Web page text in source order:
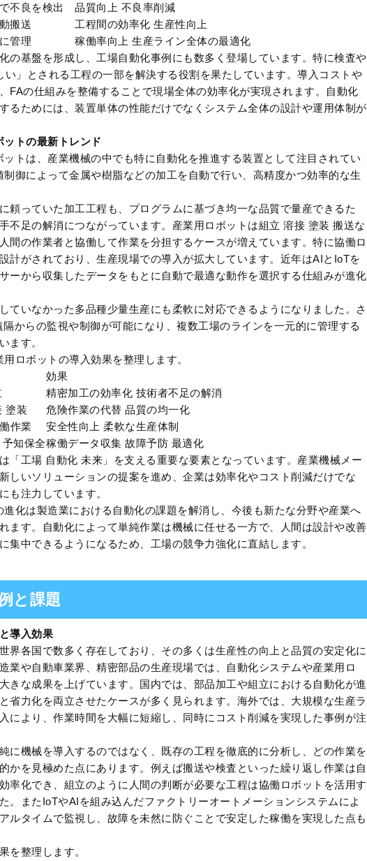
不良を検出
品質向上 不良率削減
搬送
工程間の効率化 生産性向上
管理
稼働率向上 生産ライン全体の最適化
の基盤を形成し、工場自動化事例にも数多く登場しています。特に検査や
い」とされる工程の一部を解決する役割を果たしています。導入コストや
FAの仕組みを整備することで現場全体の効率化が実現されます。自動化
るためには、装置単体の性能だけでなくシステム全体の設計や運用体制が
トの最新トレンド
トは、産業機械の中でも特に自動化を推進する装置として注目されてい
制御によって金属や樹脂などの加工を自動で行い、高精度かつ効率的な生
頼っていた加工工程も、プログラムに基づき均一な品質で量産できるた
不足の解消につながっています。産業用ロボットは組立 溶接 塗装 搬送な
間の作業者と協働して作業を分担するケースが増えています。特に協働ロ
計がされており、生産現場での導入が拡大しています。近年はAIとIoTを
ーから収集したデータをもとに自動で最適な動作を選択する仕組みが進化
ていなかった多品種少量生産にも柔軟に対応できるようになりました。さ
からの監視や制御が可能になり、複数工場のラインを一元的に管理する
ます。
ロボットの導入効果を整理します。
効果
精密加工の効率化 技術者不足の解消
塗装
危険作業の代替 品質の均一化
作業
安全性向上 柔軟な生産体制
知保全稼働データ収集 故障予防 最適化
「工場 自動化 未来」を支える重要な要素となっています。産業機械メー
しいソリューションの提案を進め、企業は効率化やコスト削減だけでな
も注力しています。
化は製造業における自動化の課題を解消し、今後も新たな分野や産業へ
ます。自動化によって単純作業は機械に任せる一方で、人間は設計や改善
集中できるようになるため、工場の競争力強化に直結します。
と課題
導入効果
界各国で数多く存在しており、その多くは生産性の向上と品質の安定化に
業や自動車業界、精密部品の生産現場では、自動化システムや産業用ロ
きな成果を上げています。国内では、部品加工や組立における自動化が進
省力化を両立させたケースが多く見られます。海外では、大規模な生産ラ
により、作業時間を大幅に短縮し、同時にコスト削減を実現した事例が注
に機械を導入するのではなく、既存の工程を徹底的に分析し、どの作業を
かを見極めた点にあります。例えば搬送や検査といった繰り返し作業は自
率化でき、組立のように人間の判断が必要な工程は協働ロボットを活用す
。またIoTやAIを組み込んだファクトリーオートメーションシステムによ
ルタイムで監視し、故障を未然に防ぐことで安定した稼働を実現した点も
を整理します。